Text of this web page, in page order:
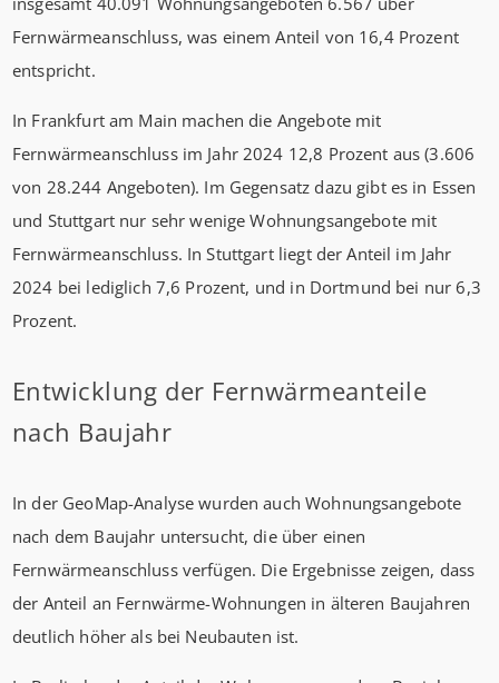
Fernwärmeanschluss, was einem Anteil von 16,4 Prozent
entspricht.
In Frankfurt am Main machen die Angebote mit
Fernwärmeanschluss im Jahr 2024 12,8 Prozent aus (3.606
von 28.244 Angeboten). Im Gegensatz dazu gibt es in Essen
und Stuttgart nur sehr wenige Wohnungsangebote mit
Fernwärmeanschluss. In Stuttgart liegt der Anteil im Jahr
2024 bei lediglich 7,6 Prozent, und in Dortmund bei nur 6,3
Prozent.
Entwicklung der Fernwärmeanteile
nach Baujahr
In der GeoMap-Analyse wurden auch Wohnungsangebote
nach dem Baujahr untersucht, die über einen
Fernwärmeanschluss verfügen. Die Ergebnisse zeigen, dass
der Anteil an Fernwärme-Wohnungen in älteren Baujahren
deutlich höher als bei Neubauten ist.